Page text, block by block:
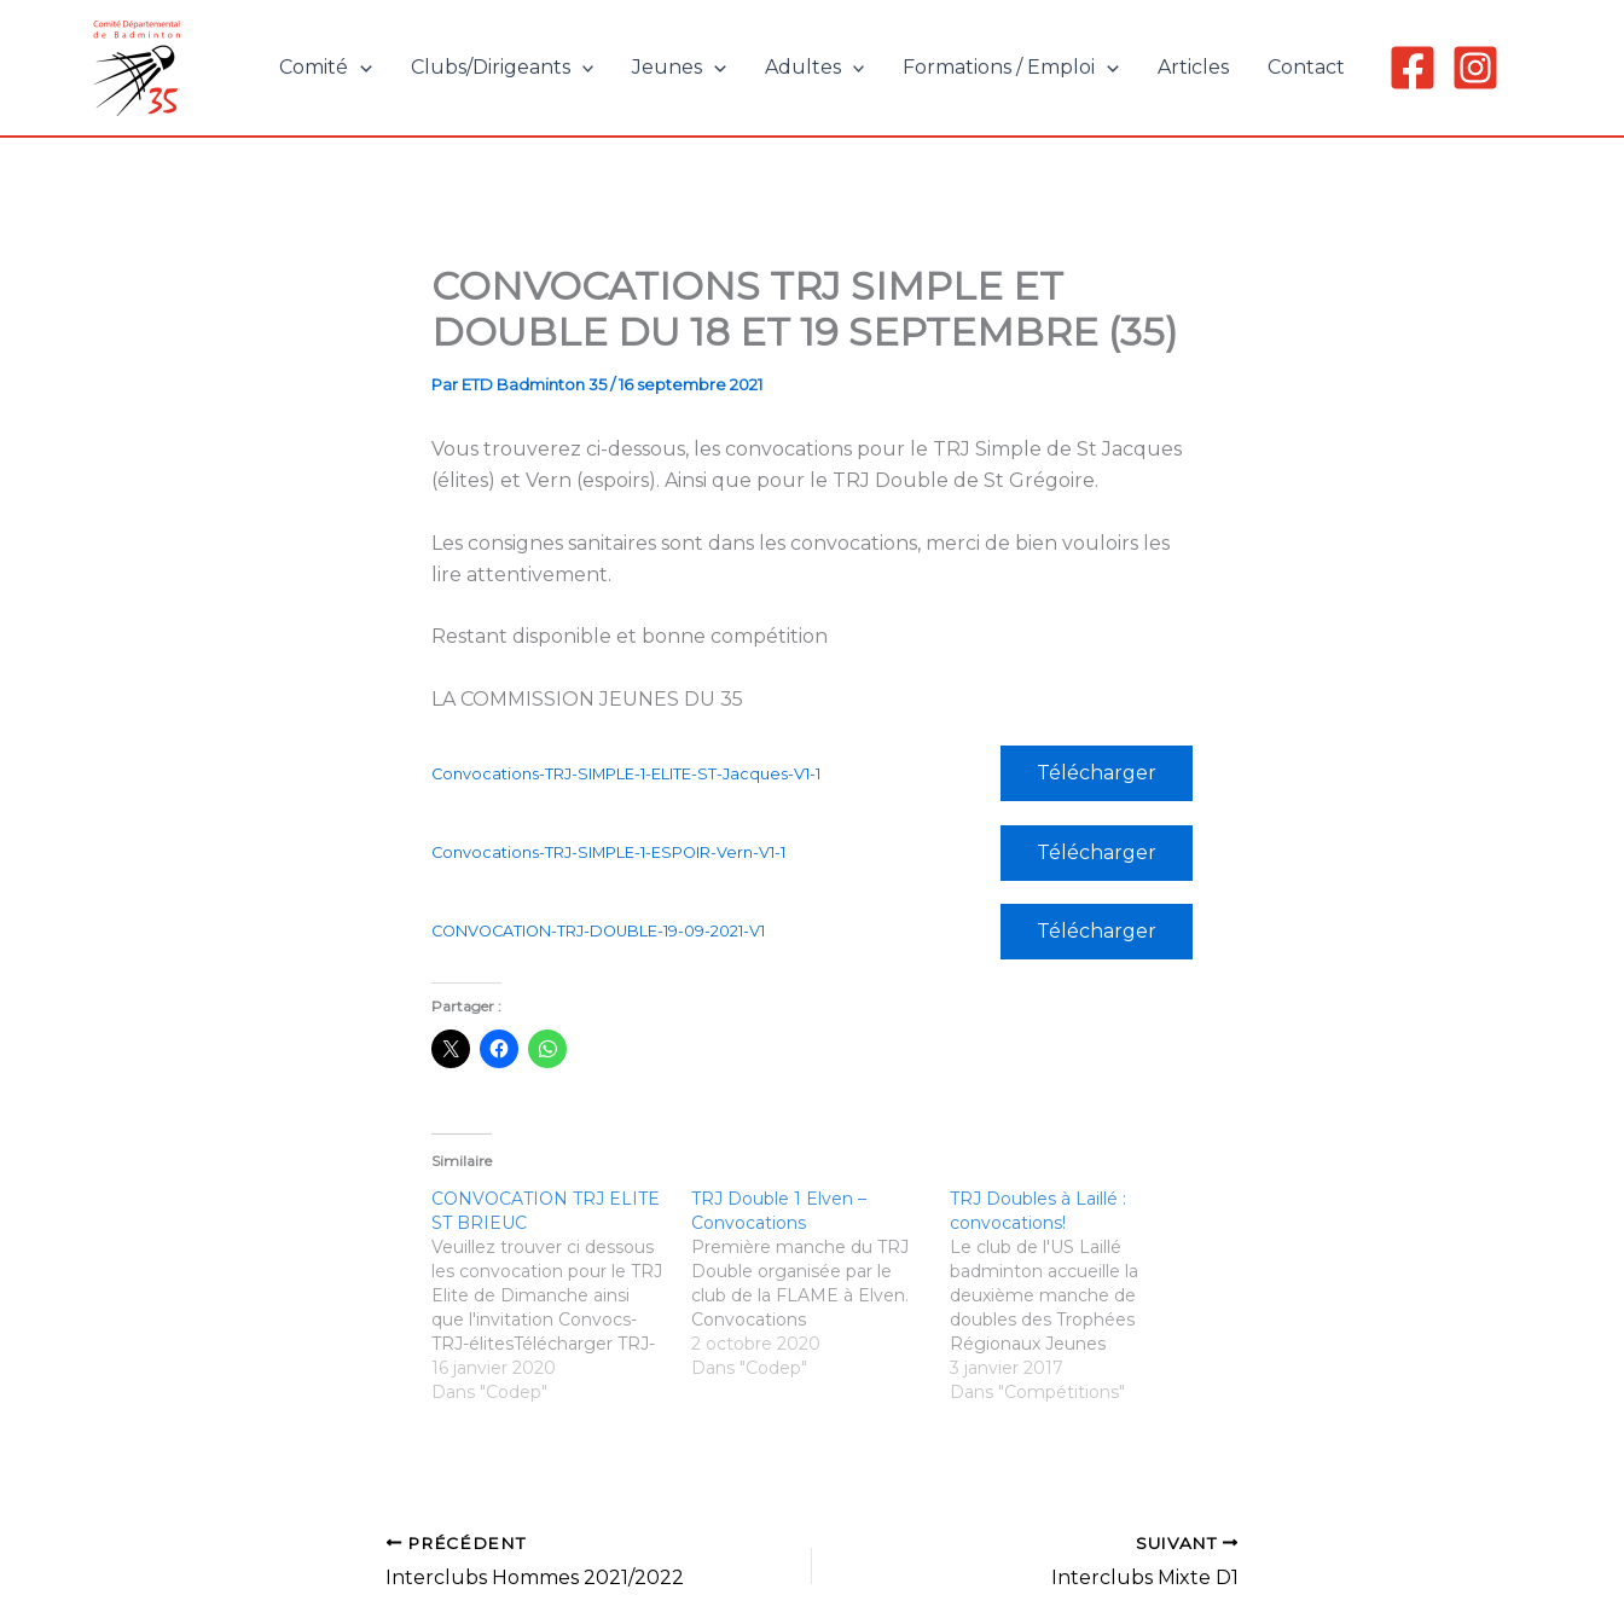
Comité Clubs/Dirigeants Jeunes Adultes Formations / Emploi Articles Contact
CONVOCATIONS TRJ SIMPLE ET
DOUBLE DU 18 ET 19 SEPTEMBRE (35)
Par ETD Badminton 35/16 septembre 2021
Vous trouverez ci-dessous, les convocations pour le TRJ Simple de St Jacques
(élites) et Vern (espoirs). Ainsi que pour le TRJ Double de St Grégoire.
Les consignes sanitaires sont dans les convocations, merci de bien vouloirs les
lire attentivement.
Restant disponible et bonne compétition
LA COMMISSION JEUNES DU 35
Convocations-TRJ-SIMPLE-1-ELITE-ST-Jacques-V1-1 Télécharger
Convocations-TRJ-SIMPLE-1-ESPOIR-Vern-V1-1 Télécharger
CONVOCATION-TRJ-DOUBLE-19-09-2021-V1 Télécharger
Partager :
Similaire
CONVOCATION TRJ ELITE
ST BRIEUC
Veuillez trouver ci dessous
les convocation pour le TRJ
Elite de Dimanche ainsi
que l'invitation Convocs-
TRJ-élitesTélécharger TRJ-
invitTélécharger
16 janvier 2020
Dans "Codep"
TRJ Double 1 Elven –
Convocations
Première manche du TRJ
Double organisée par le
club de la FLAME à Elven.
Convocations
2 octobre 2020
Dans "Codep"
TRJ Doubles à Laillé :
convocations!
Le club de l'US Laillé
badminton accueille la
deuxième manche de
doubles des Trophées
Régionaux Jeunes
dimanche 8 janvier 2017.
Les convocations sont
3 janvier 2017
Dans "Compétitions"
PRÉCÉDENT
Interclubs Hommes 2021/2022
SUIVANT
Interclubs Mixte D1